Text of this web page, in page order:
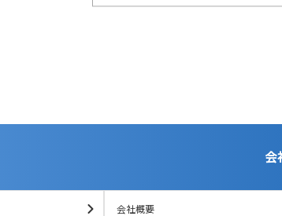
会
会社概要